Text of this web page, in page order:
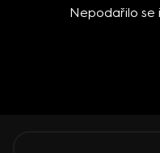
Nepodařilo se